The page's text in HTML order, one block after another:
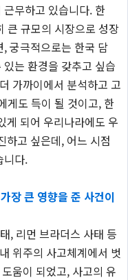
무하고 있습니다. 한
큰 규모의 시장으로 성장
궁극적으로는 한국 담
는 환경을 갖추고 싶습
가까이에서 분석하고 고
게도 득이 될 것이고, 한
게 되어 우리나라에도 우
하고 싶은데, 어느 시점
니다.
장 큰 영향을 준 사건이
, 리먼 브라더스 사태 등
위주의 사고체계에서 벗
움이 되었고, 사고의 유